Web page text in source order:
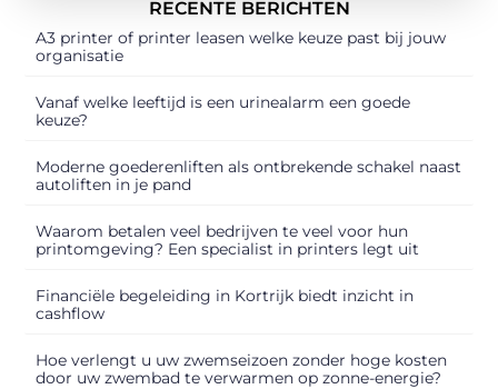
RECENTE BERICHTEN
A3 printer of printer leasen welke keuze past bij jouw
organisatie
Vanaf welke leeftijd is een urinealarm een goede
keuze?
Moderne goederenliften als ontbrekende schakel naast
autoliften in je pand
Waarom betalen veel bedrijven te veel voor hun
printomgeving? Een specialist in printers legt uit
Financiële begeleiding in Kortrijk biedt inzicht in
cashflow
Hoe verlengt u uw zwemseizoen zonder hoge kosten
door uw zwembad te verwarmen op zonne-energie?